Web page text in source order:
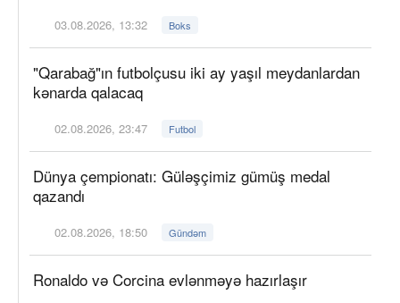
03.08.2026, 13:32 Boks
"Qarabağ"ın futbolçusu iki ay yaşıl meydanlardan
kənarda qalacaq
02.08.2026, 23:47 Futbol
Dünya çempionatı: Güləşçimiz gümüş medal
qazandı
02.08.2026, 18:50 Gündəm
Ronaldo və Corcina evlənməyə hazırlaşır